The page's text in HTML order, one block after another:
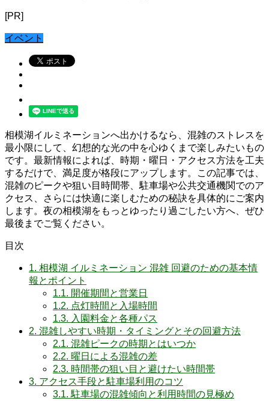
[PR]
イベント
相模湖イルミネーションへ出かけるなら、混雑のストレスを
最小限にして、幻想的な光の中を心ゆくまで楽しみたいもの
です。最新情報によれば、時期・曜日・アクセス方法を工夫
するだけで、満足度が格段にアップします。この記事では、
混雑のピークや狙い目時間帯、駐車場や公共交通機関でのア
クセス、さらには快適に楽しむための秘訣を具体的にご案内
します。夜の相模湖をもっとゆったり過ごしたい方へ、ぜひ
最後までご覧ください。
目次
1. 相模湖 イルミネーション 混雑 回避のための基本情
報とポイント
1.1. 開催期間と営業日
1.2. 点灯時間と入場時間
1.3. 入園料金と各種パス
2. 混雑しやすい時期・タイミングとその回避方法
2.1. 混雑ピークの時期とはいつか
2.2. 曜日による混雑の差
2.3. 時間帯の狙い目と避けたい時間帯
3. アクセス手段と駐車場利用のコツ
3.1. 駐車場の混雑傾向と利用時間の見極め